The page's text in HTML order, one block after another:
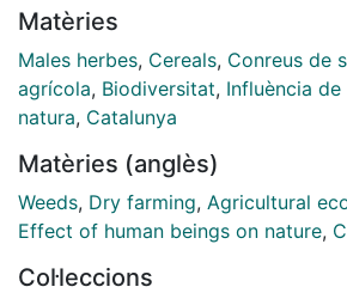
diversitat d'espècies arvenses és un
més rellevants perquè tenen un
funcionament dels sistemes
agrícola s’ha produït a diferents
reducció dels hàbitats associats als
de la concentració parcel•lària ha
important simplificació del paisatge
amb el monocultiu, la llaurada
Matèries
Males herbes, Cereals, Conreus de
agrícola, Biodiversitat, Influència
natura, Catalunya
Matèries (anglès)
Weeds, Dry farming, Agricultural
Effect of human beings on nature,
Col·leccions